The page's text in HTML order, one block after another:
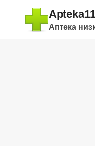
содержимомуАптека